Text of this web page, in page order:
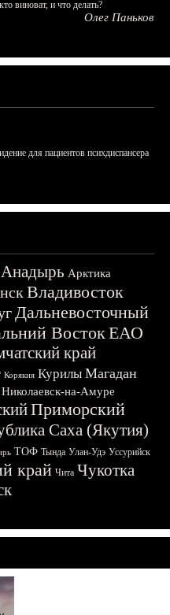
виноват, и что делать?
Олег Паньков
для пациентов психдиспансера
Анадырь Арктика
Владивосток
Дальневосточный
ВостокЕАО
край
Корякия Курилы Магадан
Николаевск-на-Амуре
Приморский
Саха (Якутия)
ТОФ Тында Улан-Удэ Уссурийск
край Чита Чукотка